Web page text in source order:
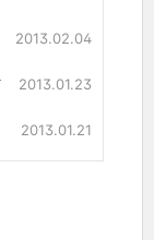
2013.02.04
2013.01.23
2013.01.21